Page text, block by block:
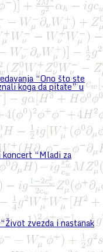
“Ono što ste
koga da pitate” u
“Mladi za
zvezda i nastanak